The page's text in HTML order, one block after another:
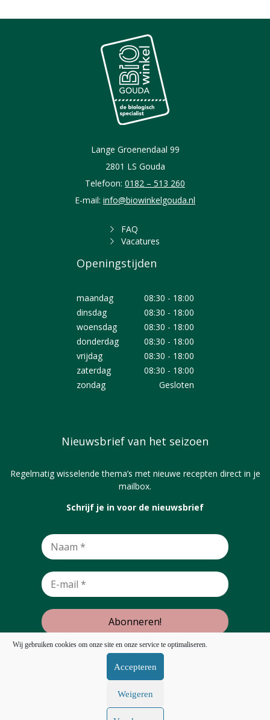
Wij gebruiken cookies om onze site en onze service te optimaliseren.
Accepteren
Weigeren
Lange Groenendaal 99
2801 LS Gouda
Telefoon: 0182 – 513 260
E-mail: info@biowinkelgouda.nl
FAQ
Vacatures
Openingstijden
maandag
08:30 - 18:00
dinsdag
08:30 - 18:00
woensdag
08:30 - 18:00
donderdag
08:30 - 18:00
vrijdag
08:30 - 18:00
zaterdag
08:30 - 18:00
zondag
Gesloten
Nieuwsbrief van het seizoen
Regelmatig wisselende thema’s met nieuwe recepten direct in je
mailbox.
Schrijf je in voor de nieuwsbrief
Terug omhoog
Volg ons: